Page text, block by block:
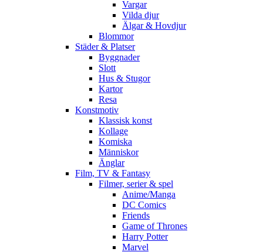
Vargar
Vilda djur
Älgar & Hovdjur
Blommor
Städer & Platser
Byggnader
Slott
Hus & Stugor
Kartor
Resa
Konstmotiv
Klassisk konst
Kollage
Komiska
Människor
Änglar
Film, TV & Fantasy
Filmer, serier & spel
Anime/Manga
DC Comics
Friends
Game of Thrones
Harry Potter
Marvel